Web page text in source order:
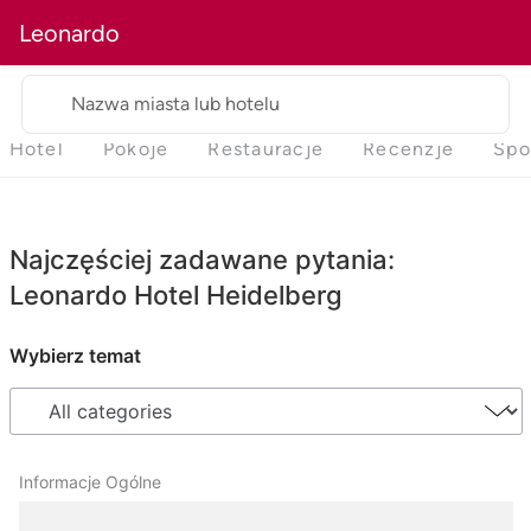
Leonardo
Nazwa miasta lub hotelu
Hotel Pokoje Restauracje Recenzje
Najczęściej zadawane pytania:
Leonardo Hotel Heidelberg
Wybierz temat
Informacje Ogólne